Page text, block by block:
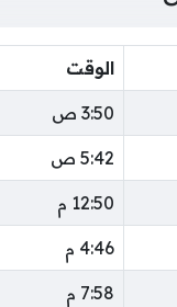
الوقت
3:50 ص
5:42 ص
12:50 م
4:46 م
7:58 م